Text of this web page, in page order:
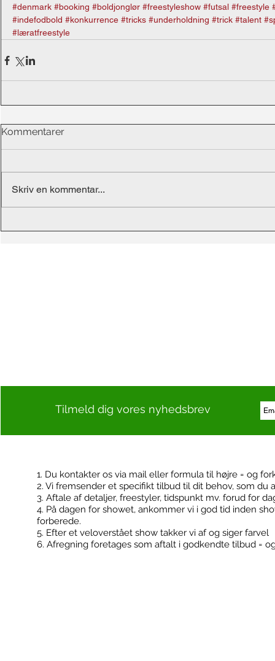
#denmark #booking #boldjonglør #freestyleshow #futsal #freestyle
#indefodbold #konkurrence #tricks #underholdning #trick #talent
#læratfreestyle
Kommentarer
Skriv en kommentar...
Tilmeld dig vores nyhedsbrev
Kontakt Booking
1. Du kontakter os via mail eller formula til højre = og
2. Vi fremsender et specifikt tilbud til dit behov, som du
3. Aftale af detaljer, freestyler, tidspunkt mv. forud for
4. På dagen for showet, ankommer vi i god tid inden
forberede.
5. Efter et veloverstået show takker vi af og siger farvel
6. Afregning foretages som aftalt i godkendte tilbud =